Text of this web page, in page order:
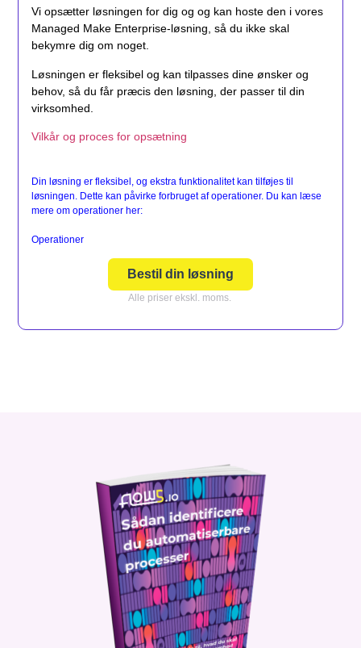
Vi opsætter løsningen for dig og og kan hoste den i vores
Managed Make Enterprise-løsning, så du ikke skal
bekymre dig om noget.
Løsningen er fleksibel og kan tilpasses dine ønsker og
behov, så du får præcis den løsning, der passer til din
virksomhed.
Vilkår og proces for opsætning
Din løsning er fleksibel, og ekstra funktionalitet kan tilføjes til
løsningen. Dette kan påvirke forbruget af operationer. Du kan læse
mere om operationer her:
Operationer
Bestil din løsning
Alle priser ekskl. moms.